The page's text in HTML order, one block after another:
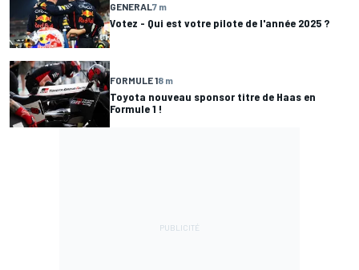
GENERAL7 m
Votez - Qui est votre pilote de l'année 2025 ?
FORMULE 18 m
Toyota nouveau sponsor titre de Haas en
Formule 1 !